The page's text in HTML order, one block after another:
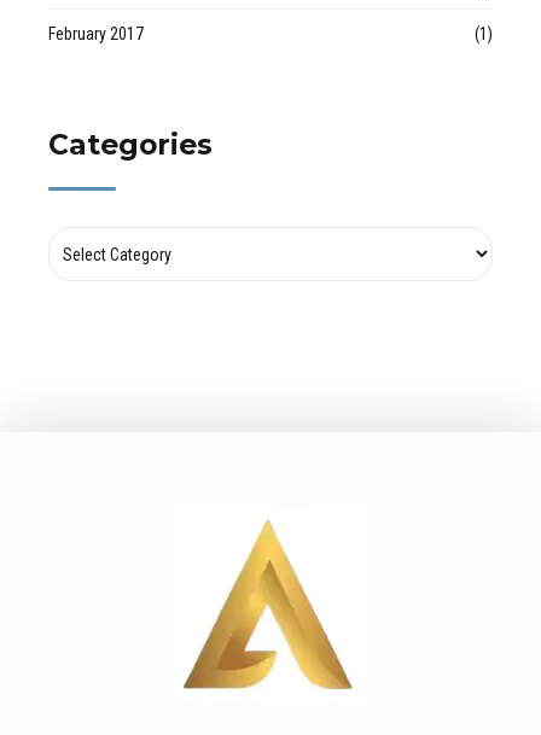
February 2017 (1)
Categories